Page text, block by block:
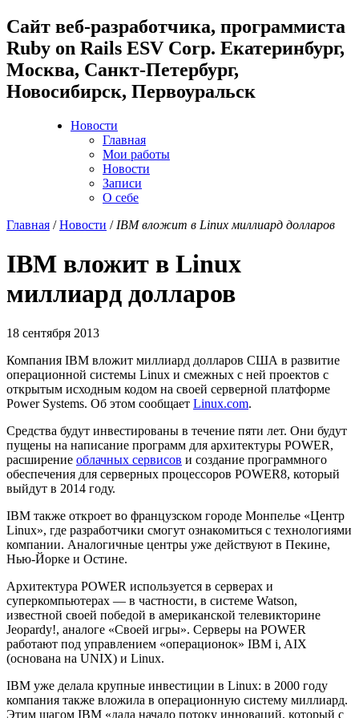
Cайт веб-разработчика, программиста
Ruby on Rails ESV Corp. Екатеринбург,
Москва, Санкт-Петербург,
Новосибирск, Первоуральск
Новости
Главная
Мои работы
Новости
Записи
О себе
Главная /Новости / IBM вложит в Linux миллиард долларов
IBM вложит в Linux
миллиард долларов
18 сентября 2013
Компания IBM вложит миллиард долларов США в развитие
операционной системы Linux и смежных с ней проектов с
открытым исходным кодом на своей серверной платформе
Power Systems. Об этом сообщает Linux.com.
Средства будут инвестированы в течение пяти лет. Они будут
пущены на написание программ для архитектуры POWER,
расширение облачных сервисов и создание программного
обеспечения для серверных процессоров POWER8, который
выйдут в 2014 году.
IBM также откроет во французском городе Монпелье «Центр
Linux», где разработчики смогут ознакомиться с технологиями
компании. Аналогичные центры уже действуют в Пекине,
Нью-Йорке и Остине.
Архитектура POWER используется в серверах и
суперкомпьютерах — в частности, в системе Watson,
известной своей победой в американской телевикторине
Jeopardy!, аналоге «Своей игры». Серверы на POWER
работают под управлением «операционок» IBM i, AIX
(основана на UNIX) и Linux.
IBM уже делала крупные инвестиции в Linux: в 2000 году
компания также вложила в операционную систему миллиард.
Этим шагом IBM «дала начало потоку инноваций, который с